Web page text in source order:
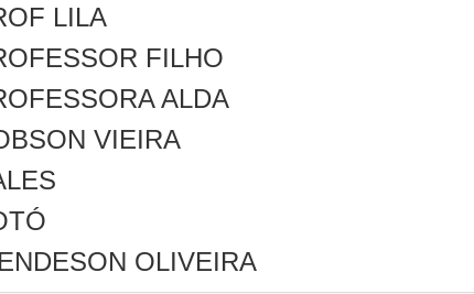
LILA
FILHO
ALDA
VIEIRA
OLIVEIRA